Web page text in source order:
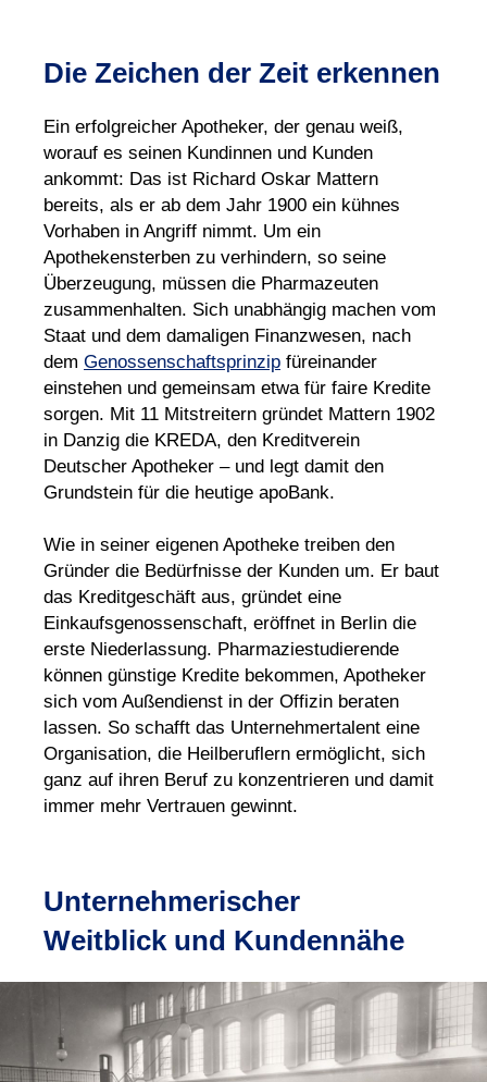
Die Zeichen der Zeit erkennen
Ein erfolgreicher Apotheker, der genau weiß,
worauf es seinen Kundinnen und Kunden
ankommt: Das ist Richard Oskar Mattern
bereits, als er ab dem Jahr 1900 ein kühnes
Vorhaben in Angriff nimmt. Um ein
Apothekensterben zu verhindern, so seine
Überzeugung, müssen die Pharmazeuten
zusammenhalten. Sich unabhängig machen vom
Staat und dem damaligen Finanzwesen, nach
dem Genossenschaftsprinzip füreinander
einstehen und gemeinsam etwa für faire Kredite
sorgen. Mit 11 Mitstreitern gründet Mattern 1902
in Danzig die KREDA, den Kreditverein
Deutscher Apotheker – und legt damit den
Grundstein für die heutige apoBank.
Wie in seiner eigenen Apotheke treiben den
Gründer die Bedürfnisse der Kunden um. Er baut
das Kreditgeschäft aus, gründet eine
Einkaufsgenossenschaft, eröffnet in Berlin die
erste Niederlassung. Pharmaziestudierende
können günstige Kredite bekommen, Apotheker
sich vom Außendienst in der Offizin beraten
lassen. So schafft das Unternehmertalent eine
Organisation, die Heilberuflern ermöglicht, sich
ganz auf ihren Beruf zu konzentrieren und damit
immer mehr Vertrauen gewinnt.
Unternehmerischer
Weitblick und Kundennähe